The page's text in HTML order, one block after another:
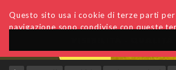
Questo sito usa i cookie di terze parti
navigazione sono condivise con queste